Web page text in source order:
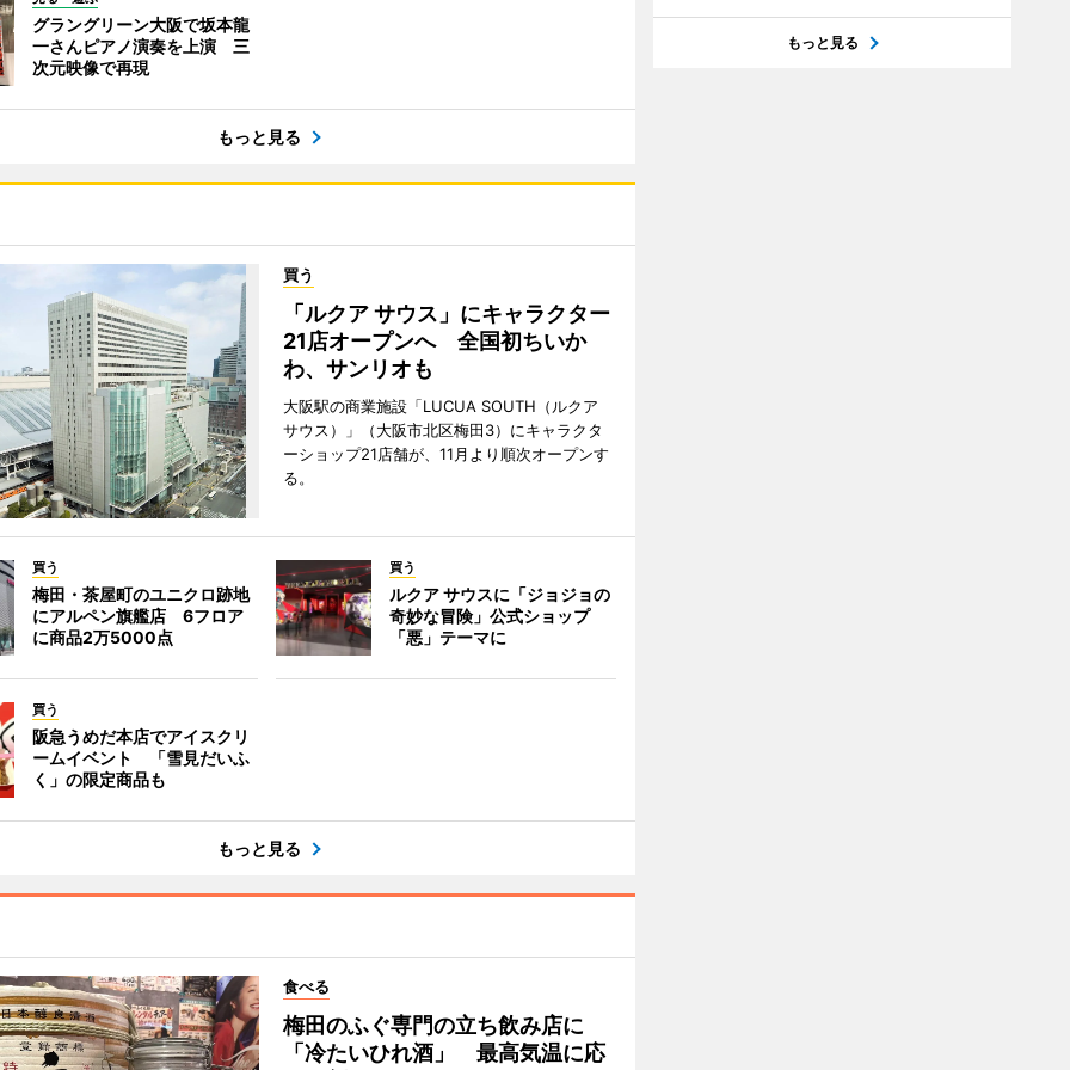
グラングリーン大阪で坂本龍
一さんピアノ演奏を上演 三
次元映像で再現
もっと見る
買う
「ルクア サウス」にキャラクター
21店オープンへ 全国初ちいか
わ、サンリオも
大阪駅の商業施設「LUCUA SOUTH（ルクア
サウス）」（大阪市北区梅田3）にキャラクタ
ーショップ21店舗が、11月より順次オープンす
る。
買う
梅田・茶屋町のユニクロ跡地
にアルペン旗艦店 6フロア
に商品2万5000点
買う
ルクア サウスに「ジョジョの
奇妙な冒険」公式ショップ
「悪」テーマに
買う
阪急うめだ本店でアイスクリ
ームイベント 「雪見だいふ
く」の限定商品も
もっと見る
食べる
梅田のふぐ専門の立ち飲み店に
「冷たいひれ酒」 最高気温に応
もっと見る